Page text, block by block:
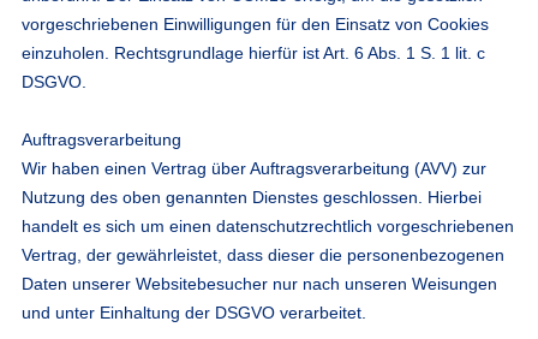
vorgeschriebenen Einwilligungen für den Einsatz von Cookies
einzuholen. Rechtsgrundlage hierfür ist Art. 6 Abs. 1 S. 1 lit. c
DSGVO.
Auftragsverarbeitung
Wir haben einen Vertrag über Auftragsverarbeitung (AVV) zur
Nutzung des oben genannten Dienstes geschlossen. Hierbei
handelt es sich um einen datenschutzrechtlich vorgeschriebenen
Vertrag, der gewährleistet, dass dieser die personenbezogenen
Daten unserer Websitebesucher nur nach unseren Weisungen
und unter Einhaltung der DSGVO verarbeitet.